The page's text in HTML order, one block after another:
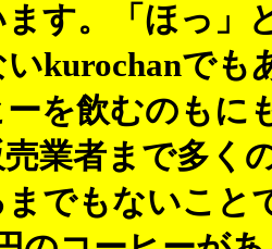
ます。「ほっ」
kurochanでも
ーを飲むのもに
業者まで多く
までもないこと